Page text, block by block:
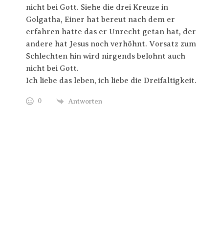
nicht bei Gott. Siehe die drei Kreuze in
Golgatha, Einer hat bereut nach dem er
erfahren hatte das er Unrecht getan hat, der
andere hat Jesus noch verhöhnt. Vorsatz zum
Schlechten hin wird nirgends belohnt auch
nicht bei Gott.
Ich liebe das leben, ich liebe die Dreifaltigkeit.
0 Antworten